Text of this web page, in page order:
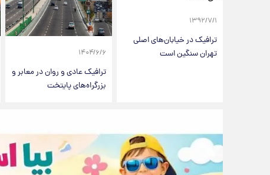
۱۳۹۲/۷/۱
ترافیک در خیابان‌های اصلی
تهران سنگین است
۱۴۰۴/۶/۶
ترافیک عادی و روان در معابر و
بزرگراه‌های پایتخت